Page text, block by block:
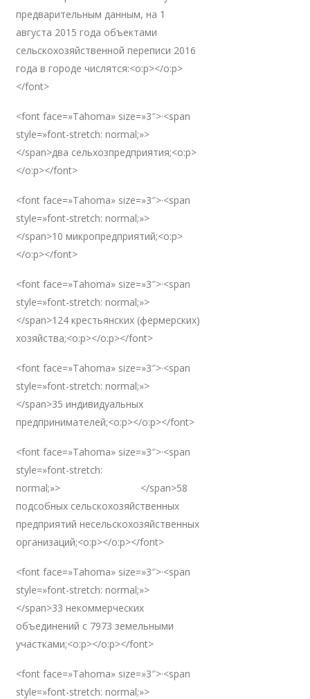
предварительным данным, на 1
августа 2015 года объектами
сельскохозяйственной переписи 2016
года в городе числятся:<o:p></o:p>
</font>
<font face=»Tahoma» size=»3″>·<span
style=»font-stretch: normal;»>
</span>два сельхозпредприятия;<o:p>
</o:p></font>
<font face=»Tahoma» size=»3″>·<span
style=»font-stretch: normal;»>
</span>10 микропредприятий;<o:p>
</o:p></font>
<font face=»Tahoma» size=»3″>·<span
style=»font-stretch: normal;»>
</span>124 крестьянских (фермерских)
хозяйства;<o:p></o:p></font>
<font face=»Tahoma» size=»3″>·<span
style=»font-stretch: normal;»>
</span>35 индивидуальных
предпринимателей;<o:p></o:p></font>
<font face=»Tahoma» size=»3″>·<span
style=»font-stretch:
normal;»> </span>58
подсобных сельскохозяйственных
предприятий несельскохозяйственных
организаций;<o:p></o:p></font>
<font face=»Tahoma» size=»3″>·<span
style=»font-stretch: normal;»>
</span>33 некоммерческих
объединений с 7973 земельными
участками;<o:p></o:p></font>
<font face=»Tahoma» size=»3″>·<span
style=»font-stretch: normal;»>